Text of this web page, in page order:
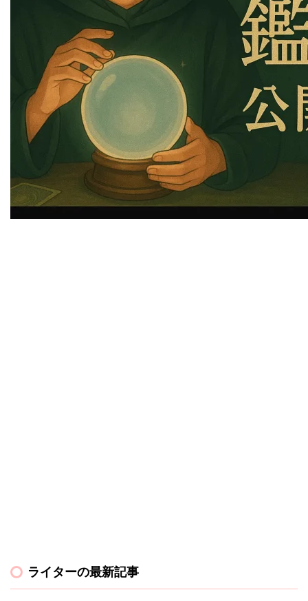
ライターの最新記事